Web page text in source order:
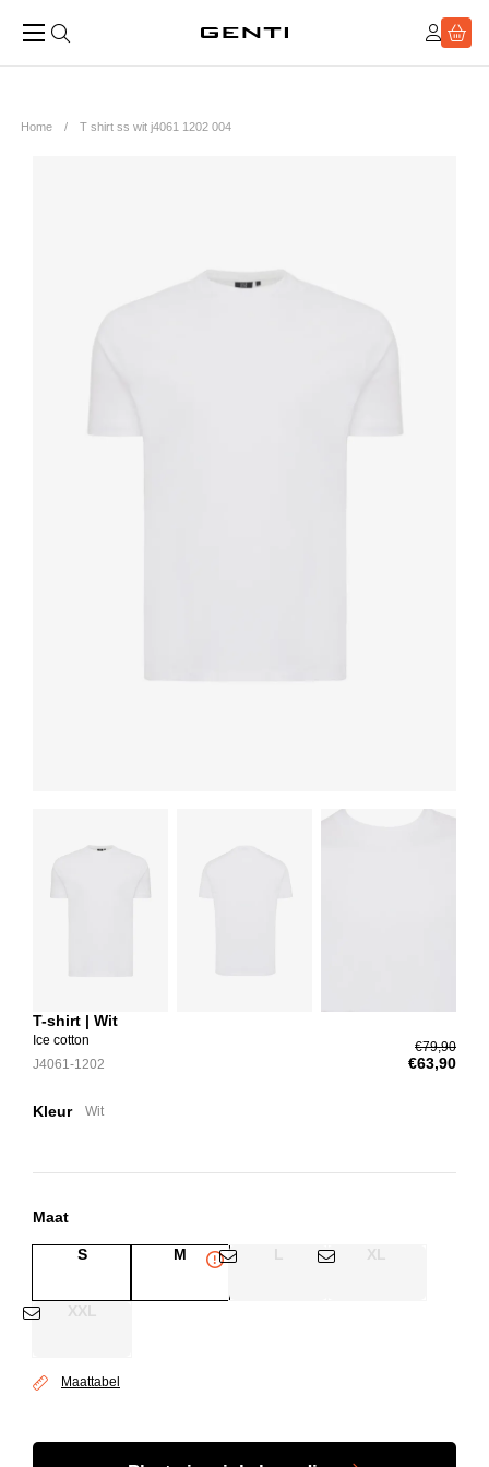
Home T shirt ss wit j4061 1202 004
T-shirt | Wit
Ice cotton
J4061-1202
€79,90
€63,90
Kleur Wit
Maat
S M L XL
XXL
Maattabel